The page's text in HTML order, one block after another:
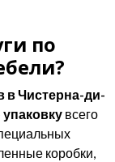
по
в Чистерна-ди-
всего
коробки,